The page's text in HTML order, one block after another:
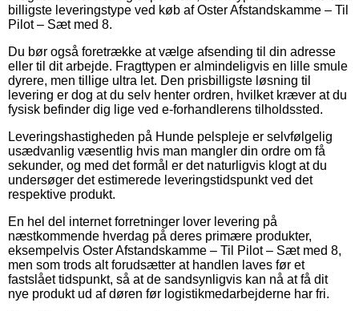
billigste leveringstype ved køb af Oster Afstandskamme – Til
Pilot – Sæt med 8.
Du bør også foretrække at vælge afsending til din adresse
eller til dit arbejde. Fragttypen er almindeligvis en lille smule
dyrere, men tillige ultra let. Den prisbilligste løsning til
levering er dog at du selv henter ordren, hvilket kræver at du
fysisk befinder dig lige ved e-forhandlerens tilholdssted.
Leveringshastigheden på Hunde pelspleje er selvfølgelig
usædvanlig væsentlig hvis man mangler din ordre om få
sekunder, og med det formål er det naturligvis klogt at du
undersøger det estimerede leveringstidspunkt ved det
respektive produkt.
En hel del internet forretninger lover levering på
næstkommende hverdag på deres primære produkter,
eksempelvis Oster Afstandskamme – Til Pilot – Sæt med 8,
men som trods alt forudsætter at handlen laves før et
fastslået tidspunkt, så at de sandsynligvis kan nå at få dit
nye produkt ud af døren før logistikmedarbejderne har fri.